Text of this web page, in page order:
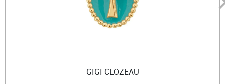
GIGI CLOZEAU